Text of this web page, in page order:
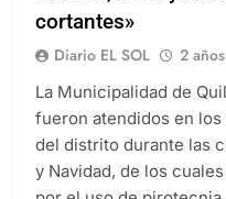
cortantes»
Diario EL SOL 2
La Municipalidad de
fueron atendidos en
del distrito durante las
y Navidad, de los